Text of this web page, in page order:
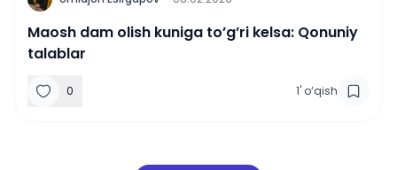
Maosh dam olish kuniga to’g’ri kelsa: Qonuniy
talablar
0 1' o‘qish